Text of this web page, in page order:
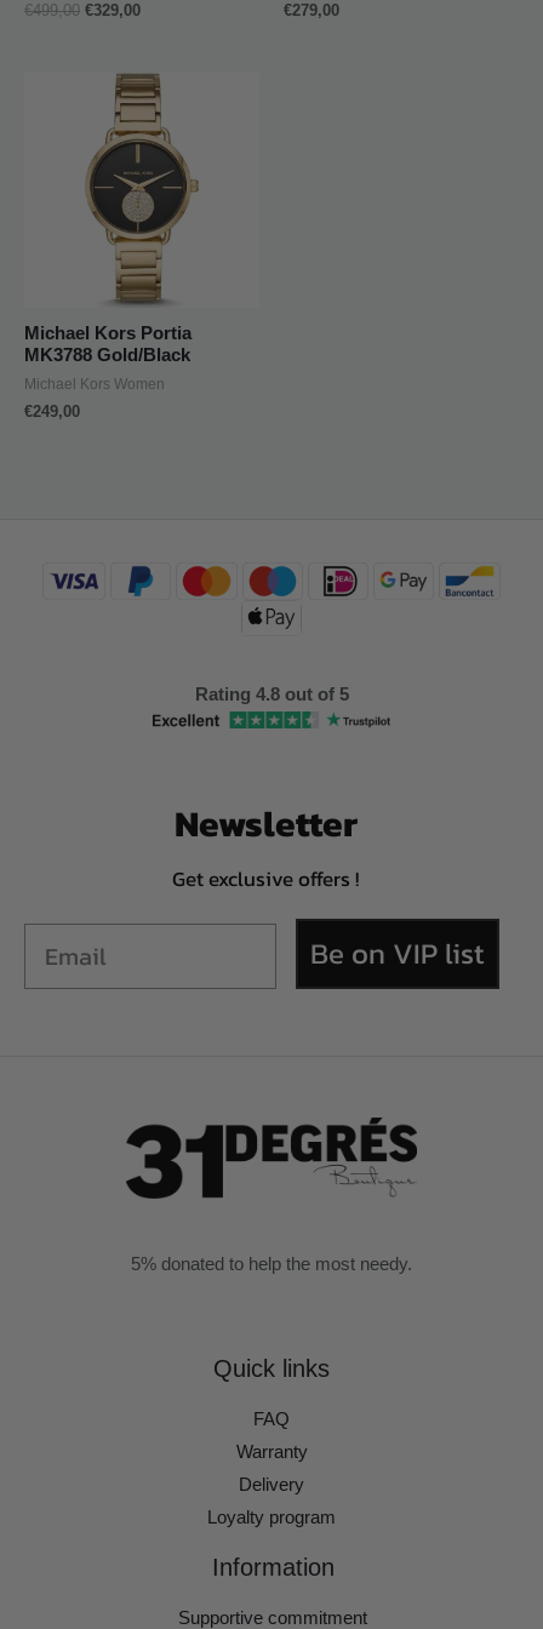
€499,00 €329,00 €279,00
Michael Kors Portia
MK3788 Gold/Black
Michael Kors Women
€249,00
Rating 4.8 out of 5
Newsletter
Get exclusive offers !
Be on VIP list
5% donated to help the most needy.
Quick links
FAQ
Warranty
Delivery
Loyalty program
Information
Supportive commitment